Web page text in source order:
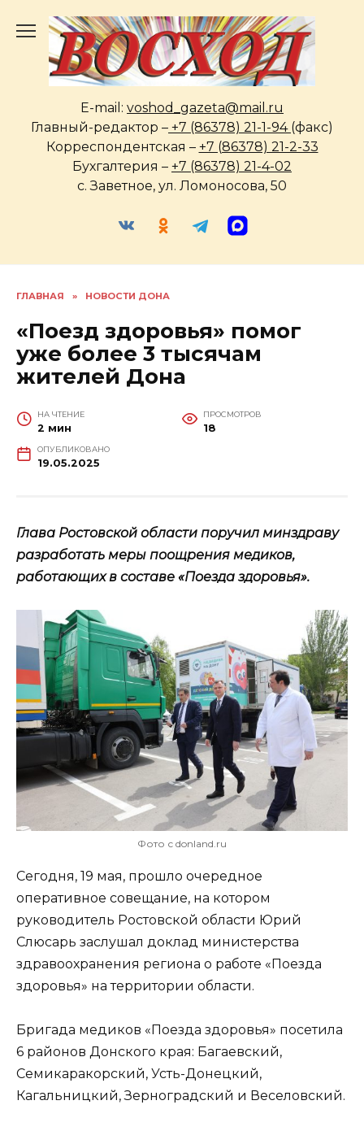
содержанию
E-mail: voshod_gazeta@mail.ru
Главный-редактор – +7 (86378) 21-1-94 (факс)
Корреспондентская – +7 (86378) 21-2-33
Бухгалтерия – +7 (86378) 21-4-02
с. Заветное, ул. Ломоносова, 50
ГЛАВНАЯ » НОВОСТИ ДОНА
«Поезд здоровья» помог
уже более 3 тысячам
жителей Дона
НА ЧТЕНИЕ
2 мин
ПРОСМОТРОВ
18
ОПУБЛИКОВАНО
19.05.2025
Глава Ростовской области поручил минздраву
разработать меры поощрения медиков,
работающих в составе «Поезда здоровья».
Фото с donland.ru
Сегодня, 19 мая, прошло очередное
оперативное совещание, на котором
руководитель Ростовской области Юрий
Слюсарь заслушал доклад министерства
здравоохранения региона о работе «Поезда
здоровья» на территории области.
Бригада медиков «Поезда здоровья» посетила
6 районов Донского края: Багаевский,
Семикаракорский, Усть-Донецкий,
Кагальницкий, Зерноградский и Веселовский.